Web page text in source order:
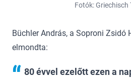
Fotók: Griechisch
Büchler András, a Soproni Zsidó
elmondta:
80 évvel ezelőtt ezen a